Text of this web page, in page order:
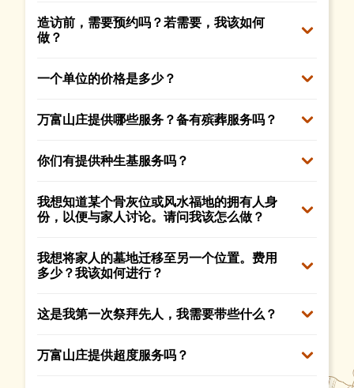
造访前，需要预约吗？若需要，我该如何
做？
一个单位的价格是多少？
万富山庄提供哪些服务？备有殡葬服务吗？
你们有提供种生基服务吗？
我想知道某个骨灰位或风水福地的拥有人身
份，以便与家人讨论。请问我该怎么做？
我想将家人的墓地迁移至另一个位置。费用
多少？我该如何进行？
这是我第一次祭拜先人，我需要带些什么？
万富山庄提供超度服务吗？